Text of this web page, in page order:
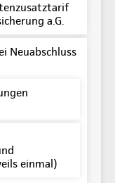
a.G.
Neuabschluss
einmal)